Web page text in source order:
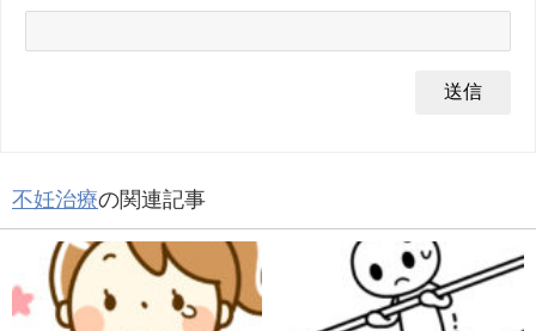
不妊治療の関連記事